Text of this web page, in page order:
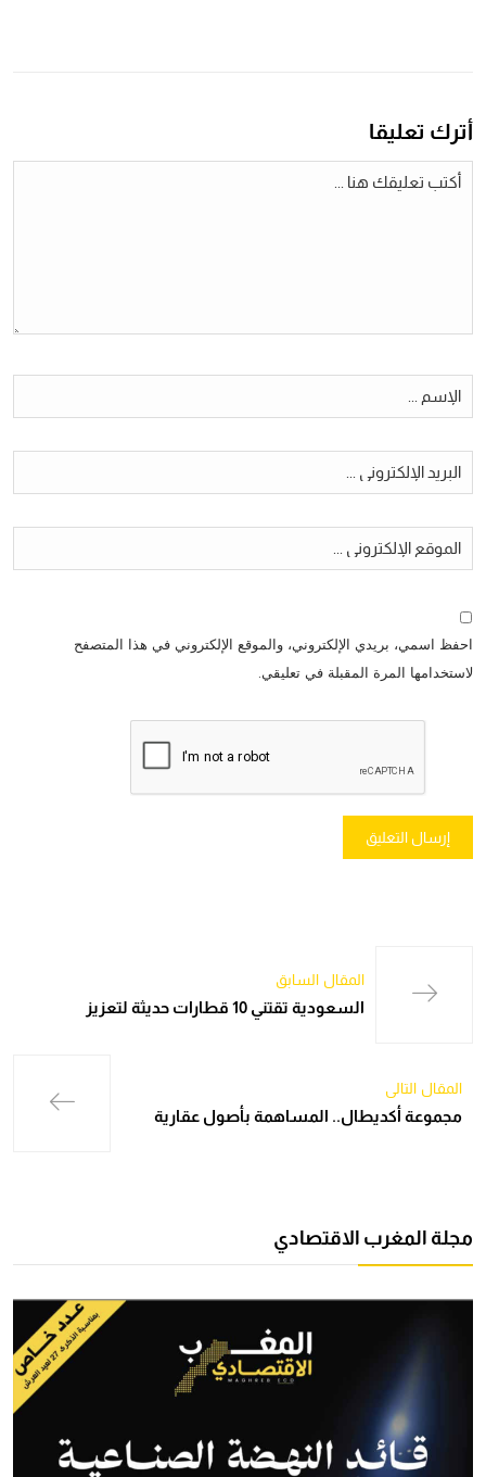
أترك تعليقا
احفظ اسمي، بريدي الإلكتروني، والموقع الإلكتروني في هذا المتصفح
لاستخدامها المرة المقبلة في تعليقي.
المقال السابق
السعودية تقتني 10 قطارات حديثة لتعزيز
المقال التالي
مجموعة أكديطال.. المساهمة بأصول عقارية
مجلة المغرب الاقتصادي